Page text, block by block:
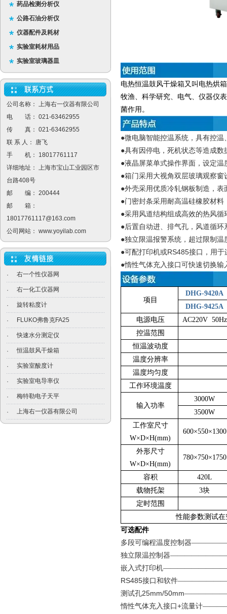
药品检测分析仪
公路石油分析仪
仪器配件及耗材
实验室耗材用品
实验室玻璃器皿
公司名称： 上海右一仪器有限公司
电 话： 021-63462955
传 真： 021-63462955
联 系 人： 唐飞
手 机： 18017761117
详细地址： 上海市宝山工业园区市
台路408号
邮 编： 200444
邮 箱：
18017761117@163.com
公司网站： www.yoyilab.com
· 右一个性仪器网
· 右一化工仪器网
· 旋转粘度计
· FLUKO弗鲁克FA25
· 快速水分测定仪
· 恒温鼓风干燥箱
· 实验室酸度计
· 实验室电导率仪
· 梅特勒电子天平
· 上海右一仪器有限公司
电热恒温鼓风干燥箱又叫电热烘
牧渔、科学研究、电气、仪器仪
菌作用。
●微电脑智能控温系统，具有控
●具有因停电，死机状态等造成
●液晶屏菜单式操作界面，设定
●箱门采用大视角双层玻璃观察
●外壳采用优质冷轧钢板制造，
●门密封条采用耐高温硅橡胶材
●采用风道结构组成高效的热风
●后置自动进、排气孔，风道循
●独立限温报警系统，超过限制
●可配打印机或RS485接口，用于
●惰性气体充入接口可快速切换
项目
DHG-9420A
DHG-9425A
电源电压
AC220V 50Hz
控温范围
恒温波动度
温度分辨率
温度均匀度
工作环境温度
输入功率
3000W
3500W
工作室尺寸
W×D×H(mm)
600×550×1300
外形尺寸
W×D×H(mm)
780×750×1750
容积
420L
载物托架
3块
定时范围
性能参数测试
可选配件
多段可编程温度控制器
独立限温控制器
嵌入式打印机
RS485接口和软件
测试孔25mm/50mm
惰性气体充入接口 +流量计